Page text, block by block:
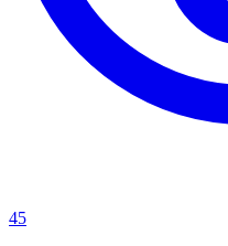
45